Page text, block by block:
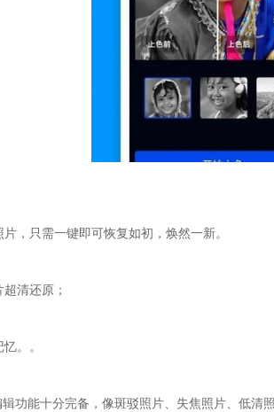
，只需一键即可恢复如初，焕然一新。
清还原；
。。
功能十分完备，像斑驳照片、失焦照片、低清